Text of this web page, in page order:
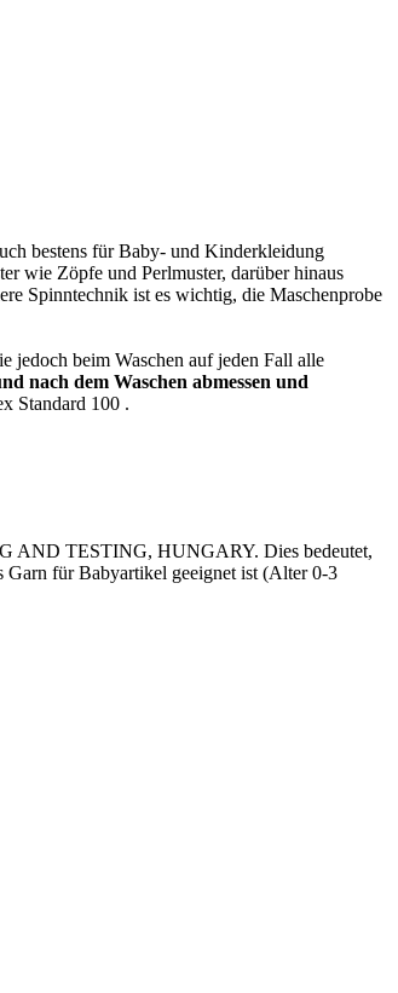
bestens für Baby- und Kinderkleidung
wie Zöpfe und Perlmuster, darüber hinaus
Spinntechnik ist es wichtig, die Maschenprobe
jedoch beim Waschen auf jeden Fall alle
nach dem Waschen abmessen und
Standard 100 .
TESTING, HUNGARY. Dies bedeutet,
Garn für Babyartikel geeignet ist (Alter 0-3